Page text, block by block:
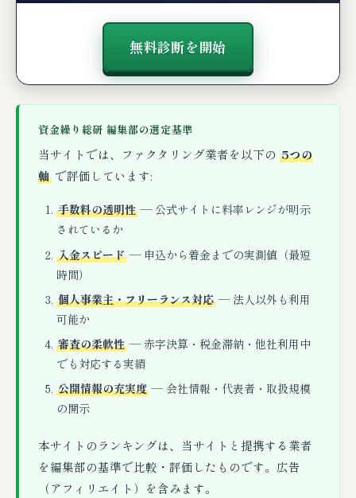
無料診断を開始
資金繰り総研 編集部の選定基準
当サイトでは、ファクタリング業者を以下の5つの
軸 で評価しています:
手数料の透明性— 公式サイトに料率レンジが明示
されているか
入金スピード— 申込から着金までの実測値（最短
時間）
個人事業主・フリーランス対応— 法人以外も利用
可能か
審査の柔軟性— 赤字決算・税金滞納・他社利用中
でも対応する実績
公開情報の充実度— 会社情報・代表者・取扱規模
の開示
本サイトのランキングは、当サイトと提携する業者
を編集部の基準で比較・評価したものです。広告
（アフィリエイト）を含みます。